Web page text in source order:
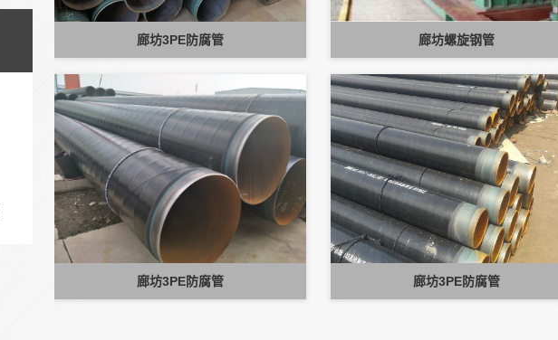
廊坊3PE防腐管 廊坊螺旋钢管
廊坊3PE防腐管 廊坊3PE防腐管